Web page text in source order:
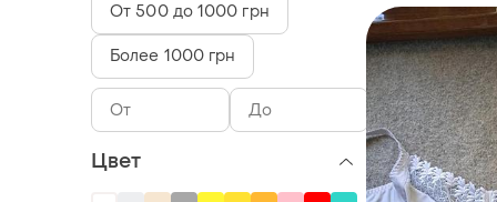
От 500 до 1000 грн
Более 1000 грн
Цвет